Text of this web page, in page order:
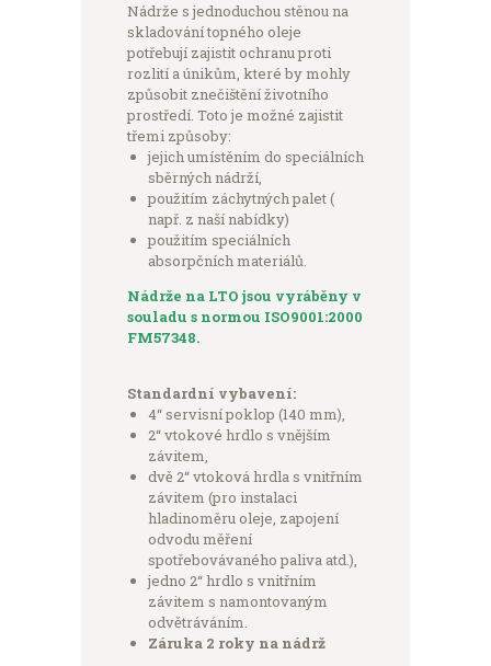
Nádrže s jednoduchou stěnou na
skladování topného oleje
potřebují zajistit ochranu proti
rozlití a únikům, které by mohly
způsobit znečištění životního
prostředí. Toto je možné zajistit
třemi způsoby:
jejich umístěním do speciálních
sběrných nádrží,
použitím záchytných palet (
např. z naší nabídky)
použitím speciálních
absorpčních materiálů.
Nádrže na LTO jsou vyráběny v
souladu s normou ISO9001:2000
FM57348.
Standardní vybavení:
4“ servisní poklop (140 mm),
2“ vtokové hrdlo s vnějším
závitem,
dvě 2“ vtoková hrdla s vnitřním
závitem (pro instalaci
hladinoměru oleje, zapojení
odvodu měření
spotřebovávaného paliva atd.),
jedno 2“ hrdlo s vnitřním
závitem s namontovaným
odvětráváním.
Záruka 2 roky na nádrž